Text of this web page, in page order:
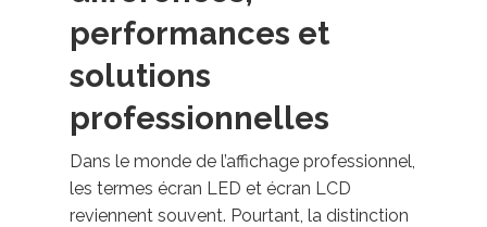
performances et
solutions
professionnelles
Dans le monde de l’affichage professionnel,
les termes écran LED et écran LCD
reviennent souvent. Pourtant, la distinction